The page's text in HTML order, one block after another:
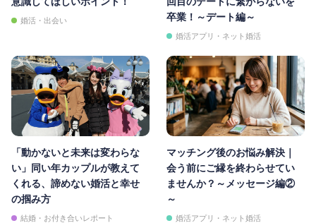
婚活・出会い
卒業！～デート編～
婚活アプリ・ネット婚活
「動かないと未来は変わらな
い」同い年カップルが教えて
くれる、諦めない婚活と幸せ
の掴み方
結婚・お付き合いレポート
マッチング後のお悩み解決｜
会う前にご縁を終わらせてい
ませんか？～メッセージ編②
～
婚活アプリ・ネット婚活